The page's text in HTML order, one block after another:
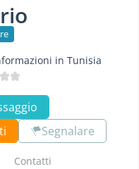
in Tunisia
Segnalare
Contatti